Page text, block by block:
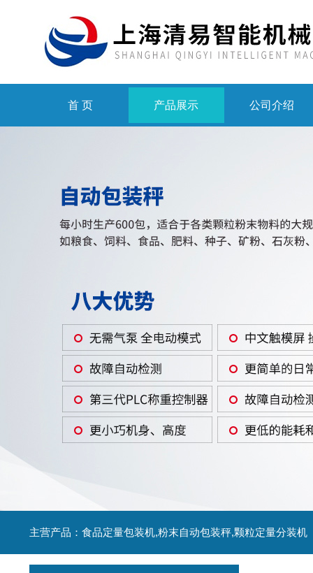
首 页 产品展示 公司介绍
主营产品：食品定量包装机,粉末自动包装秤,颗粒定量分装机